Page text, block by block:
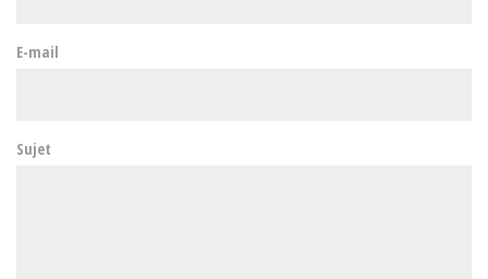
E-mail
Sujet